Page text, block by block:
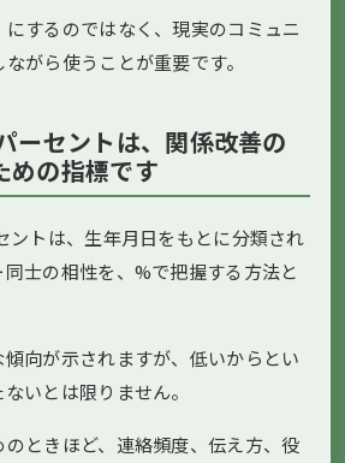
するのではなく、現実のコミュニ
がら使うことが重要です。
ーセントは、関係改善の
めの指標です
ントは、生年月日をもとに分類され
士の相性を、%で把握する方法と
向が示されますが、低いからとい
いとは限りません。
ときほど、連絡頻度、伝え方、役